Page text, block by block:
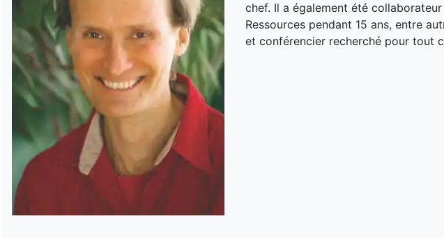
chef. Il a également été
Ressources pendant 15 ans, entre
et conférencier recherché pour tout